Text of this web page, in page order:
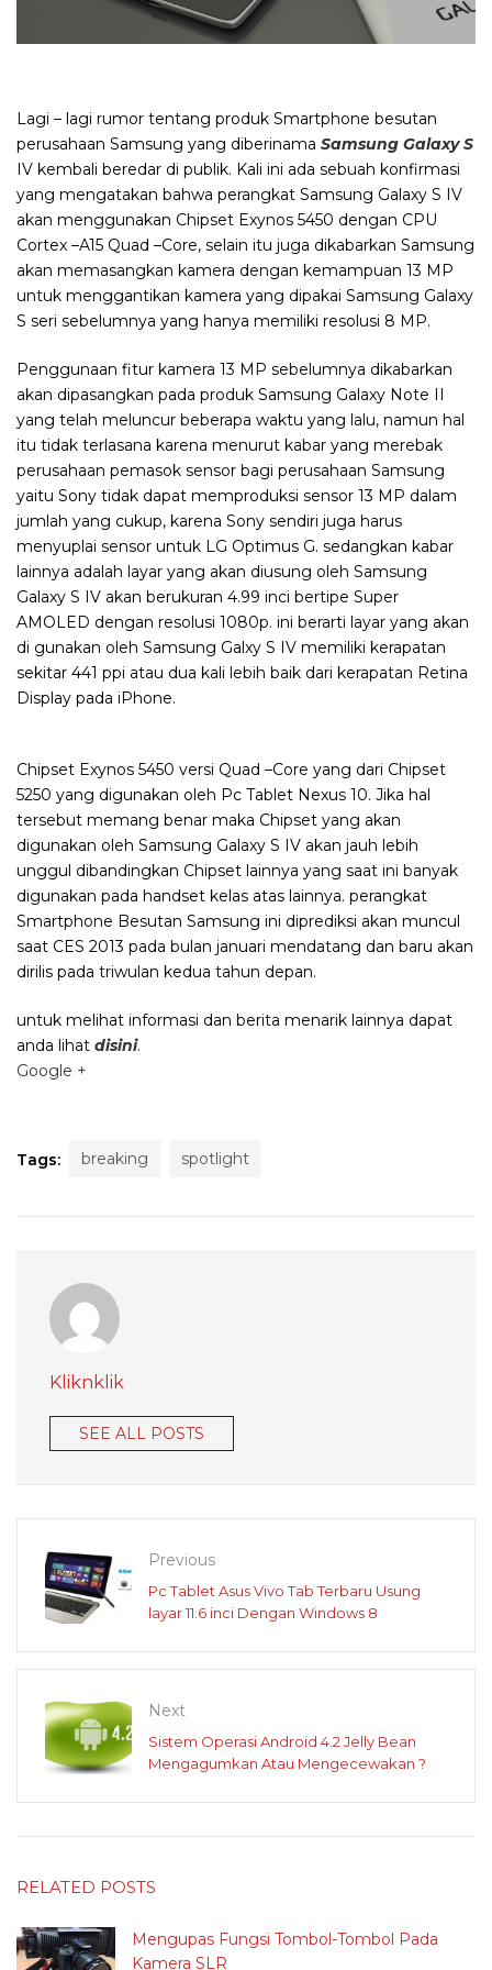
Lagi – lagi rumor tentang produk Smartphone besutan
perusahaan Samsung yang diberinama Samsung Galaxy S
IV kembali beredar di publik. Kali ini ada sebuah konfirmasi
yang mengatakan bahwa perangkat Samsung Galaxy S IV
akan menggunakan Chipset Exynos 5450 dengan CPU
Cortex –A15 Quad –Core, selain itu juga dikabarkan Samsung
akan memasangkan kamera dengan kemampuan 13 MP
untuk menggantikan kamera yang dipakai Samsung Galaxy
S seri sebelumnya yang hanya memiliki resolusi 8 MP.
Penggunaan fitur kamera 13 MP sebelumnya dikabarkan
akan dipasangkan pada produk Samsung Galaxy Note II
yang telah meluncur beberapa waktu yang lalu, namun hal
itu tidak terlasana karena menurut kabar yang merebak
perusahaan pemasok sensor bagi perusahaan Samsung
yaitu Sony tidak dapat memproduksi sensor 13 MP dalam
jumlah yang cukup, karena Sony sendiri juga harus
menyuplai sensor untuk LG Optimus G. sedangkan kabar
lainnya adalah layar yang akan diusung oleh Samsung
Galaxy S IV akan berukuran 4.99 inci bertipe Super
AMOLED dengan resolusi 1080p. ini berarti layar yang akan
di gunakan oleh Samsung Galxy S IV memiliki kerapatan
sekitar 441 ppi atau dua kali lebih baik dari kerapatan Retina
Display pada iPhone.
Chipset Exynos 5450 versi Quad –Core yang dari Chipset
5250 yang digunakan oleh Pc Tablet Nexus 10. Jika hal
tersebut memang benar maka Chipset yang akan
digunakan oleh Samsung Galaxy S IV akan jauh lebih
unggul dibandingkan Chipset lainnya yang saat ini banyak
digunakan pada handset kelas atas lainnya. perangkat
Smartphone Besutan Samsung ini diprediksi akan muncul
saat CES 2013 pada bulan januari mendatang dan baru akan
dirilis pada triwulan kedua tahun depan.
untuk melihat informasi dan berita menarik lainnya dapat
anda lihat disini.
Google +
Tags: breaking spotlight
Kliknklik
SEE ALL POSTS
Previous
Pc Tablet Asus Vivo Tab Terbaru Usung
layar 11.6 inci Dengan Windows 8
Next
Sistem Operasi Android 4.2 Jelly Bean
Mengagumkan Atau Mengecewakan ?
RELATED POSTS
Mengupas Fungsi Tombol-Tombol Pada
Kamera SLR